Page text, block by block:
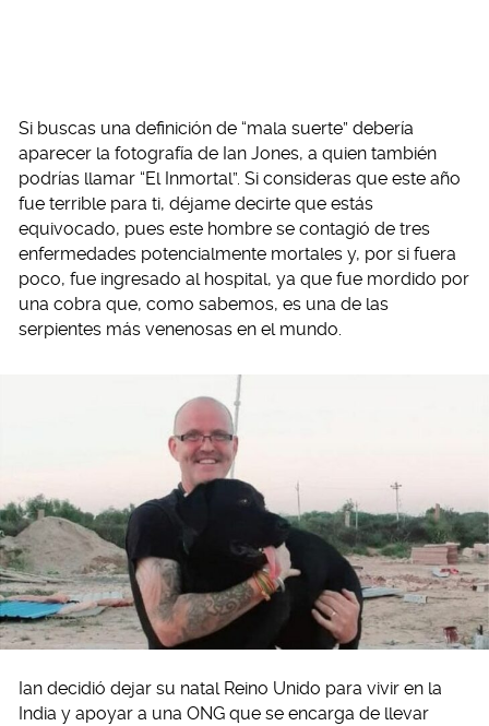
Si buscas una definición de “mala suerte” debería
aparecer la fotografía de Ian Jones, a quien también
podrías llamar “El Inmortal”. Si consideras que este año
fue terrible para ti, déjame decirte que estás
equivocado, pues este hombre se contagió de tres
enfermedades potencialmente mortales y, por si fuera
poco, fue ingresado al hospital, ya que fue mordido por
una cobra que, como sabemos, es una de las
serpientes más venenosas en el mundo.
Ian decidió dejar su natal Reino Unido para vivir en la
India y apoyar a una ONG que se encarga de llevar